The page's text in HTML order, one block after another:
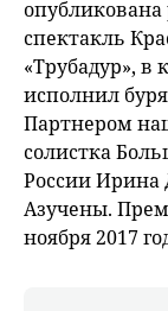
спектакль
«Трубадур»,
исполнил
Партнером
солистка
России Ирина
Азучены.
ноября 2017